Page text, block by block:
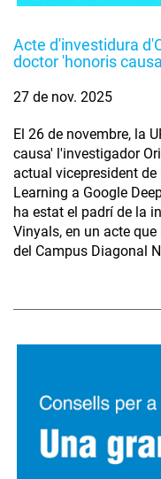
Acte d'investidura
doctor 'honoris
27 de nov. 2025
El 26 de novembre, la
causa' l'investigador
actual vicepresident de
Learning a Google
ha estat el padrí de la
Vinyals, en un acte
del Campus Diagonal